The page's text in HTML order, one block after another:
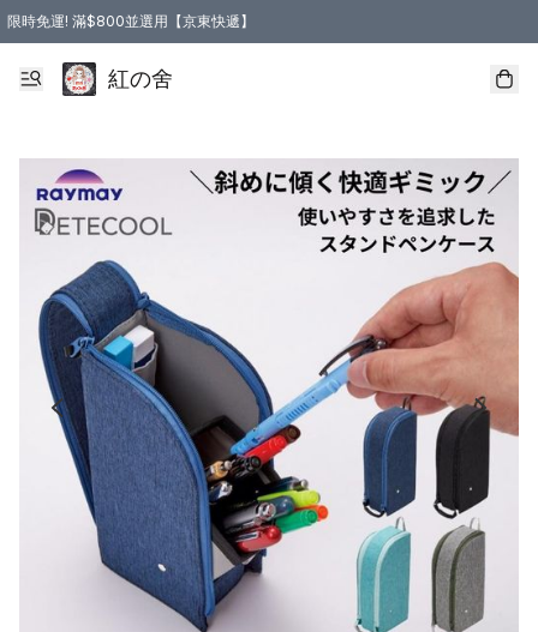
限時免運! 滿$800並選用【京東快遞】
紅の舍